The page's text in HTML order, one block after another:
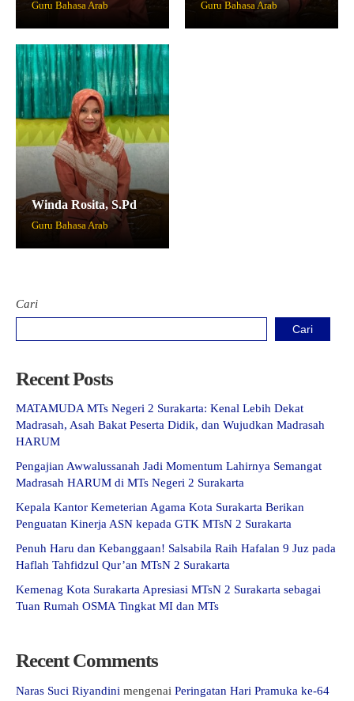
Guru Bahasa Arab Guru Bahasa Arab
Winda Rosita, S.Pd
Guru Bahasa Arab
Cari
Cari
Recent Posts
MATAMUDA MTs Negeri 2 Surakarta: Kenal Lebih Dekat
Madrasah, Asah Bakat Peserta Didik, dan Wujudkan Madrasah
HARUM
Pengajian Awwalussanah Jadi Momentum Lahirnya Semangat
Madrasah HARUM di MTs Negeri 2 Surakarta
Kepala Kantor Kemeterian Agama Kota Surakarta Berikan
Penguatan Kinerja ASN kepada GTK MTsN 2 Surakarta
Penuh Haru dan Kebanggaan! Salsabila Raih Hafalan 9 Juz pada
Haflah Tahfidzul Qur’an MTsN 2 Surakarta
Kemenag Kota Surakarta Apresiasi MTsN 2 Surakarta sebagai
Tuan Rumah OSMA Tingkat MI dan MTs
Recent Comments
Naras Suci Riyandini mengenai Peringatan Hari Pramuka ke-64